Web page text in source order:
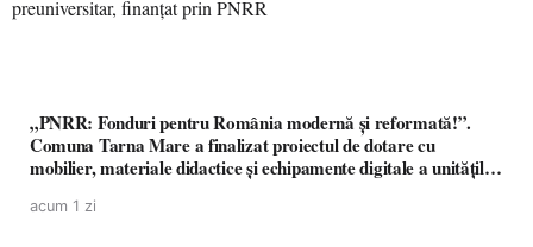
„PNRR: Fonduri pentru România modernă și reformată!”.
Comuna Tarna Mare a finalizat proiectul de dotare cu
mobilier, materiale didactice și echipamente digitale a unităților
acum 1 zi